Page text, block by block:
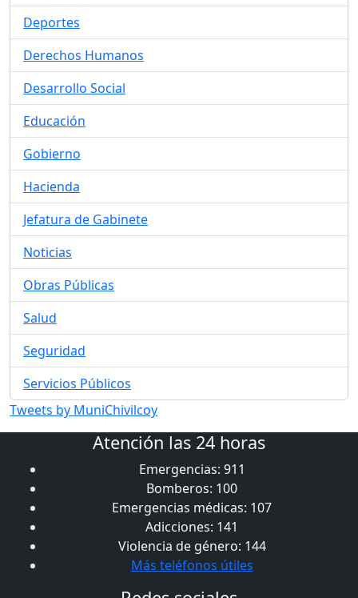
Deportes
Derechos Humanos
Desarrollo Social
Educación
Gobierno
Hacienda
Jefatura de Gabinete
Noticias
Obras Públicas
Salud
Seguridad
Servicios Públicos
Tweets by MuniChivilcoy
Atención las 24 horas
Emergencias: 911
Bomberos: 100
Emergencias médicas: 107
Adicciones: 141
Violencia de género: 144
Más teléfonos útiles